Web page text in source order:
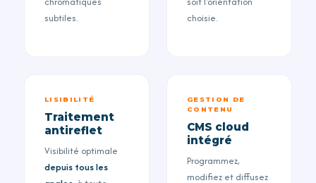
subtiles.
choisie.
LISIBILITÉ
Traitement
antireflet
Visibilité optimale
depuis tous les
GESTION DE
CONTENU
CMS cloud
intégré
Programmez,
modifiez et diffusez